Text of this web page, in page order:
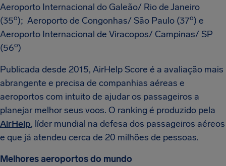
Aeroporto Internacional do Galeão/ Rio de Janeiro
(35o); Aeroporto de Congonhas/ São Paulo (37o) e
Aeroporto Internacional de Viracopos/ Campinas/ SP
(56o)
Publicada desde 2015, AirHelp Score é a avaliação mais
abrangente e precisa de companhias aéreas e
aeroportos com intuito de ajudar os passageiros a
planejar melhor seus voos. O ranking é produzido pela
AirHelp, líder mundial na defesa dos passageiros aéreos
e que já atendeu cerca de 20 milhões de pessoas.
Melhores aeroportos do mundo